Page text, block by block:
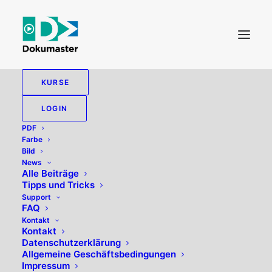
KURSE
LOGIN
PDF
Farbe
Bild
News
Alle Beiträge
Tipps und Tricks
Support
FAQ
Kontakt
Kontakt
Datenschutzerklärung
Allgemeine Geschäftsbedingungen
Impressum
PDF-Normen
Einzelnes Ergebnis wird angezeigt